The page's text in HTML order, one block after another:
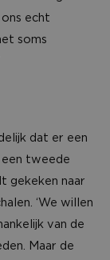
echt
soms
dat er een
tweede
gekeken naar
‘We willen
van de
Maar de